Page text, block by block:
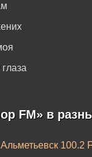
FM» в
Альметьевск 100.2